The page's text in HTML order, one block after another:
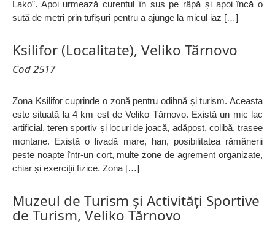
Lako”. Apoi urmează curentul în sus pe râpă și apoi încă o
sută de metri prin tufișuri pentru a ajunge la micul iaz […]
Ksilifor (Localitate), Veliko Tărnovo
Cod 2517
Zona Ksilifor cuprinde o zonă pentru odihnă și turism. Aceasta
este situată la 4 km est de Veliko Tărnovo. Există un mic lac
artificial, teren sportiv și locuri de joacă, adăpost, colibă, trasee
montane. Există o livadă mare, han, posibilitatea rămânerii
peste noapte într-un cort, multe zone de agrement organizate,
chiar și exerciții fizice. Zona […]
Muzeul de Turism și Activități Sportive
de Turism, Veliko Tărnovo